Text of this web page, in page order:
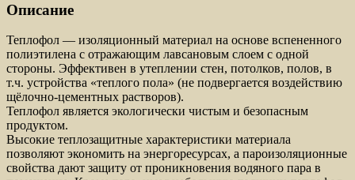
Описание
Теплофол — изоляционный материал на основе вспененного
полиэтилена с отражающим лавсановым слоем с одной
стороны. Эффективен в утеплении стен, потолков, полов, в
т.ч. устройства «теплого пола» (не подвергается воздействию
щёлочно-цементных растворов).
Теплофол является экологически чистым и безопасным
продуктом.
Высокие теплозащитные характеристики материала
позволяют экономить на энергоресурсах, а пароизоляционные
свойства дают защиту от проникновения водяного пара в